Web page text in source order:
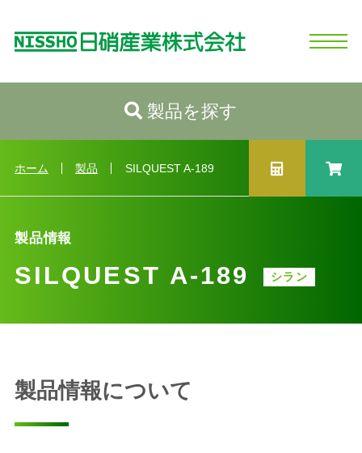
ホーム
日硝産業の強み
シリコーンとは
製品情報
製品情報トップへ カテゴリから探す
業種から探す 製品選択ガイド
会社情報
お問い合わせ
ログイン
新規会員登録
製品を探す
ホーム 製品 SILQUEST A-189
製品情報
SILQUEST A-189 シラン
製品情報について